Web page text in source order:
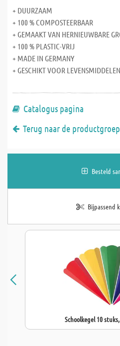
+ DUURZAAM
+ 100 % COMPOSTEERBAAR
+ GEMAAKT VAN HERNIEUWBARE
+ 100 % PLASTIC-VRIJ
+ MADE IN GERMANY
+ GESCHIKT VOOR LEVENSMIDDELEN
Catalogus pagina
Terug naar de productgroep
Besteld
Bijpassend
Schoolkegel 10